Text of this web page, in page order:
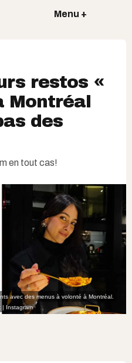
Menu +
restos «
Montréal
des
en tout cas!
avec des menus à volonté à Montréal.
| Instagram